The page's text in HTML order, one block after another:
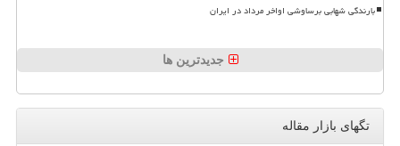
بارندگی شهابی برساوشی اواخر مرداد در ایران
جدیدترین ها
تگهای بازار مقاله